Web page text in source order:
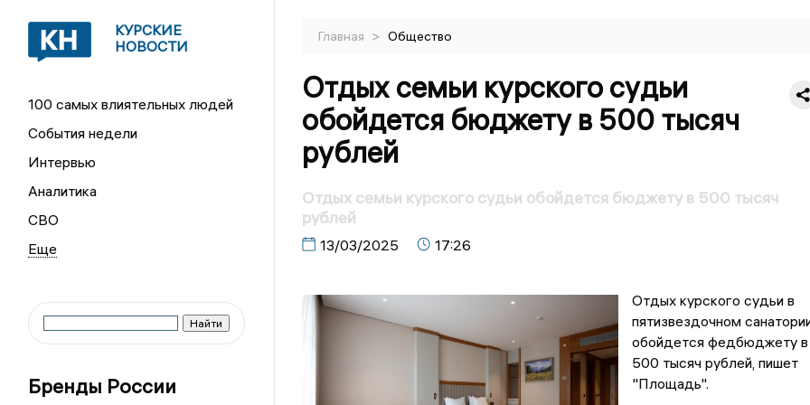
КУРСКИЕ
НОВОСТИ
100 самых влиятельных людей
События недели
Интервью
Аналитика
СВО
Бренды России
Главная > Общество
Отдых семьи курского судьи
обойдется бюджету в 500 тысяч
рублей
Отдых семьи курского судьи обойдется бюджету в 500 тысяч
рублей
13/03/2025 17:26
Отдых курского судьи в
пятизвездочном
обойдется федбюджету в
500 тысяч рублей, пишет
"Площадь".